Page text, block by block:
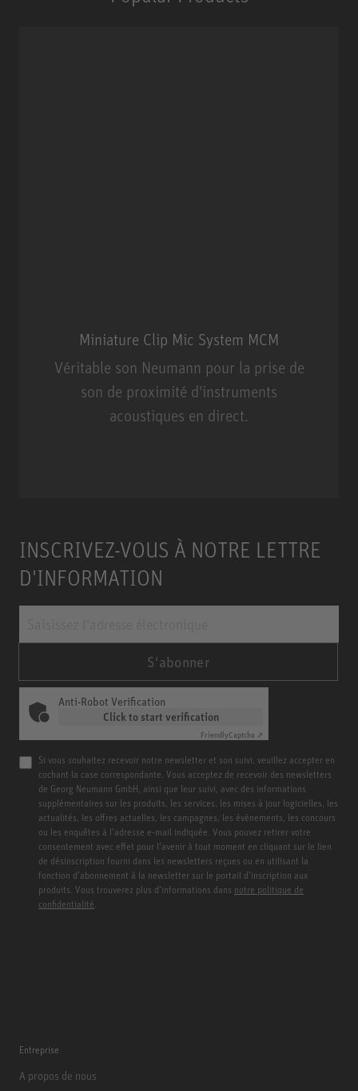
Miniature Clip Mic System MCM
Véritable son Neumann pour la prise de
son de proximité d'instruments
acoustiques en direct.
INSCRIVEZ-VOUS À NOTRE LETTRE
D'INFORMATION
S'abonner
Anti-Robot Verification
Click to start verification
FriendlyCaptcha ⇗
Si vous souhaitez recevoir notre newsletter et son suivi, veuillez accepter en
cochant la case correspondante. Vous acceptez de recevoir des newsletters
de Georg Neumann GmbH, ainsi que leur suivi, avec des informations
supplémentaires sur les produits, les services, les mises à jour logicielles, les
actualités, les offres actuelles, les campagnes, les événements, les concours
ou les enquêtes à l’adresse e-mail indiquée. Vous pouvez retirer votre
consentement avec effet pour l’avenir à tout moment en cliquant sur le lien
de désinscription fourni dans les newsletters reçues ou en utilisant la
fonction d’abonnement à la newsletter sur le portail d’inscription aux
produits. Vous trouverez plus d’informations dans notre politique de
confidentialité.
Entreprise
A propos de nous